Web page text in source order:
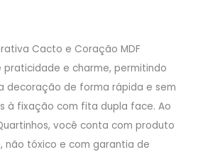
Cacto e Coração MDF
praticidade e charme, permitindo
decoração de forma rápida e sem
à fixação com fita dupla face. Ao
você conta com produto
não tóxico e com garantia de